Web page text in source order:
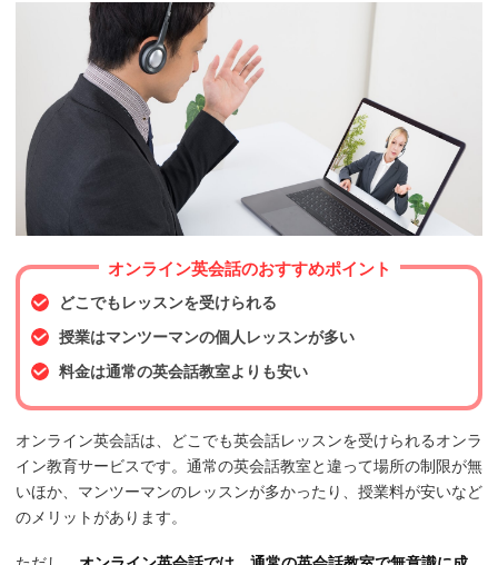
オンライン英会話のおすすめポイント
どこでもレッスンを受けられる
授業はマンツーマンの個人レッスンが多い
料金は通常の英会話教室よりも安い
オンライン英会話は、どこでも英会話レッスンを受けられるオンラ
イン教育サービスです。通常の英会話教室と違って場所の制限が無
いほか、マンツーマンのレッスンが多かったり、授業料が安いなど
のメリットがあります。